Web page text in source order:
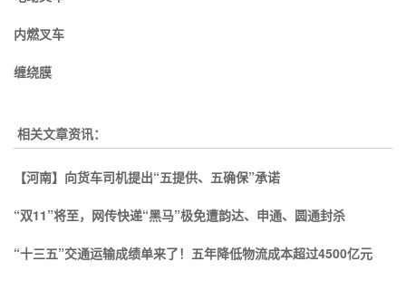
内燃叉车
缠绕膜
相关文章资讯：
【河南】向货车司机提出“五提供、五确保”承诺
“双11”将至，网传快递“黑马”极免遭韵达、申通、圆通封杀
“十三五”交通运输成绩单来了！五年降低物流成本超过4500亿元